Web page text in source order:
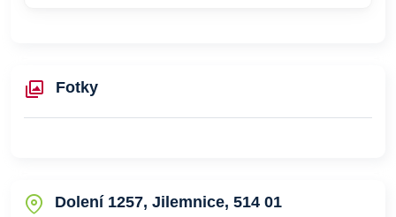
Fotky
Dolení 1257, Jilemnice, 514 01